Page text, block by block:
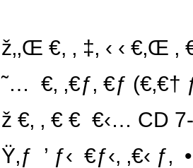
ž‚‚Œ €, ‚ ‡‚ ‹ ‹ €‚Œ ‚
˜…  €‚ ‚€ƒ‚ €ƒ (€‚€†
ž €‚ ‚ € €  €‹… CD
Ÿ‚ƒ  ’ ƒ‹  €ƒ‹, ‚€‹